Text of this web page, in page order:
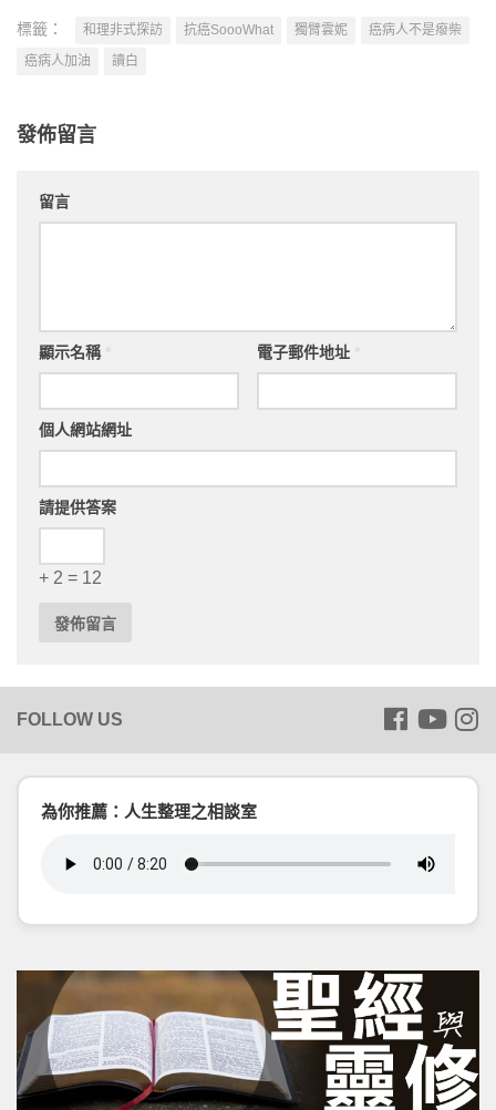
標籤： 和理非式探訪 抗癌SoooWhat 獨臂雲妮
癌病人不是癈柴
癌病人加油
讀白
發佈留言
留言
顯示名稱 電子郵件地址
個人網站網址
請提供答案
+ 2 = 12
為你推薦：人生整理之相談室